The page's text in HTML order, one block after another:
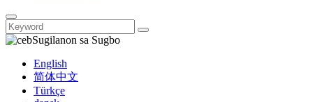
Sugilanon sa Sugbo
English
简体中文
Türkçe